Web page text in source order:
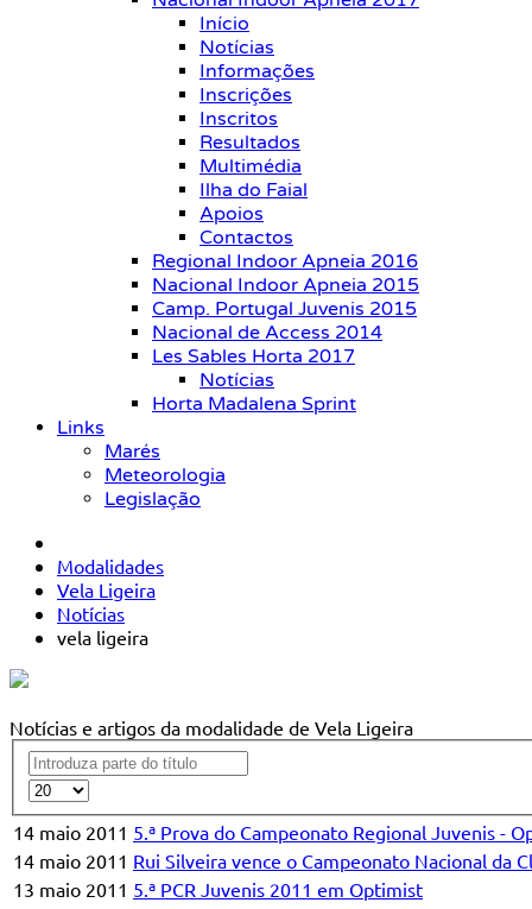
Início
Notícias
Informações
Inscrições
Inscritos
Resultados
Multimédia
Ilha do Faial
Apoios
Contactos
Regional Indoor Apneia 2016
Nacional Indoor Apneia 2015
Camp. Portugal Juvenis 2015
Nacional de Access 2014
Les Sables Horta 2017
Notícias
Horta Madalena Sprint
Links
Marés
Meteorologia
Legislação
Modalidades
Vela Ligeira
Notícias
vela ligeira
Notícias e artigos da modalidade de Vela Ligeira
14 maio 2011 5.ª Prova do Campeonato Regional Juvenis -
14 maio 2011 Rui Silveira vence o Campeonato Nacional da
13 maio 2011 5.ª PCR Juvenis 2011 em Optimist